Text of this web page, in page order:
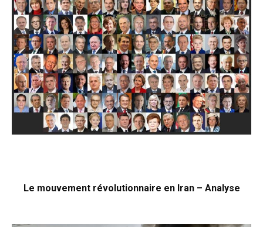
Le mouvement révolutionnaire en Iran – Analyse